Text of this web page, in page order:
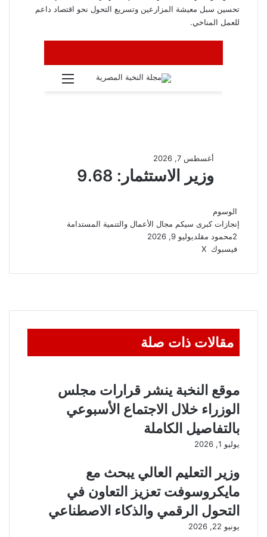
تحسين سبل معيشة المزارعين وتسريع التحول نحو اقتصاد داعم
للعمل المناخي.
الوسوم
إنجازات كبرى سيكم مجال الأعمال والتنمية المستدامة
محمود مقلديوليو 9, 2026
فيسبوك ‫X
البريد
مقالات ذات صلة
موقع النخبة ينشر قرارات مجلس
الوزراء خلال الاجتماع الأسبوعي
بالتفاصيل الكاملة
يوليو 1, 2026
وزير التعليم العالي يبحث مع
مايكروسوفت تعزيز التعاون في
التحول الرقمي والذكاء الاصطناعي
يونيو 22, 2026